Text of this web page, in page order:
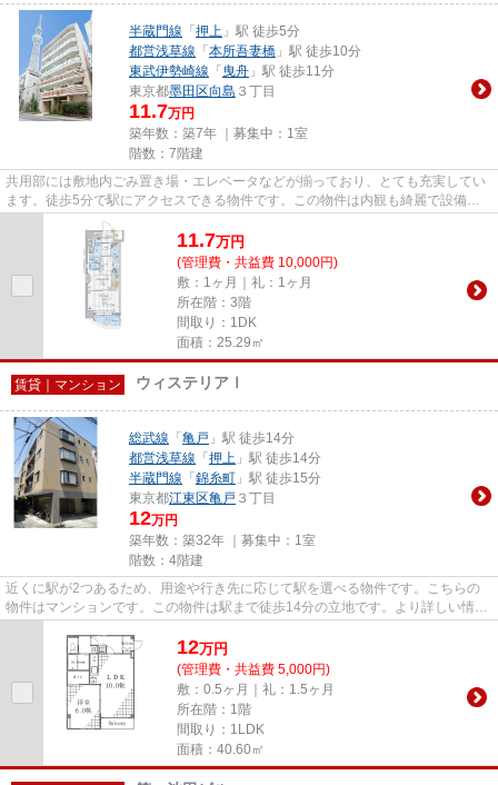
半蔵門線 「 押上 」駅 徒歩5分
都営浅草線 「 本所吾妻橋 」駅 徒歩10分
東武伊勢崎線 「 曳舟 」駅 徒歩11分
東京都墨田区向島 ３丁目
11.7万円
築年数：築7年 ｜募集中： 1室
階数：7階建
共用部には敷地内ごみ置き場・エレベータなどが揃っており、とても充実してい
ます。徒歩5分で駅にアクセスできる物件です。この物件は内観も綺麗で設備も
充実した、平成31年築となって...
11.7万円
(管理費・共益費 10,000円)
敷：1ヶ月｜礼：1ヶ月
所在階：3階
間取り：1DK
面積：25.29㎡
賃貸｜マンション ウィステリアⅠ
総武線 「 亀戸 」駅 徒歩14分
都営浅草線 「 押上 」駅 徒歩14分
半蔵門線 「 錦糸町 」駅 徒歩15分
東京都江東区亀戸 ３丁目
12万円
築年数：築32年 ｜募集中： 1室
階数：4階建
近くに駅が2つあるため、用途や行き先に応じて駅を選べる物件です。こちらの
物件はマンションです。この物件は駅まで徒歩14分の立地です。より詳しい情報
12万円
(管理費・共益費 5,000円)
敷：0.5ヶ月｜礼：1.5ヶ月
所在階：1階
間取り：1LDK
面積：40.60㎡